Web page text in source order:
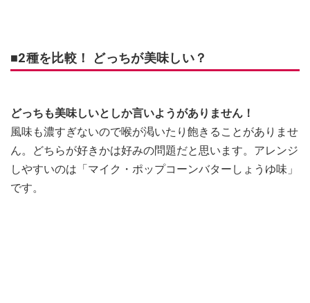
■2種を比較！ どっちが美味しい？
どっちも美味しいとしか言いようがありません！
風味も濃すぎないので喉が渇いたり飽きることがありませ
ん。どちらが好きかは好みの問題だと思います。アレンジ
しやすいのは「マイク・ポップコーンバターしょうゆ味」
です。